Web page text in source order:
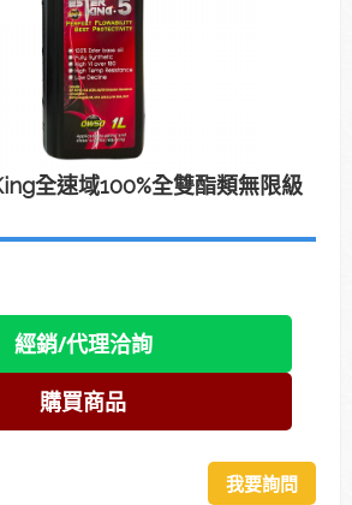
全速域100%全雙酯類無限級
經銷/代理洽詢
購買商品
我要詢問